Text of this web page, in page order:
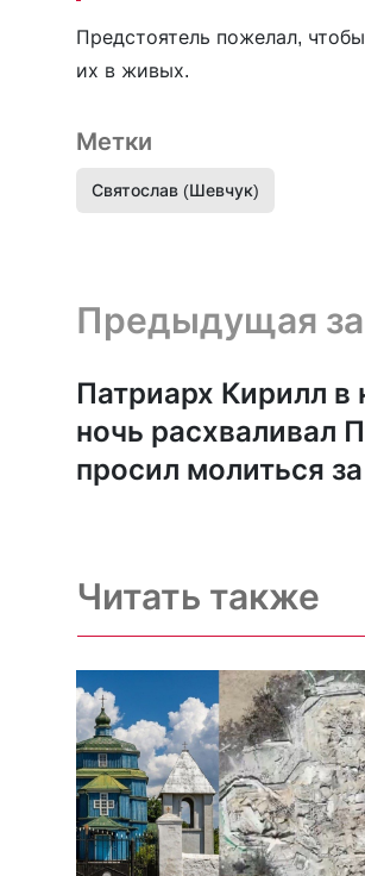
Предстоятель пожелал,
их в живых.
Метки
Святослав (Шевчук)
Предыдущая запись и
Предыдущая
Патриарх Кирилл
ночь расхваливал
просил молиться за
Читать также